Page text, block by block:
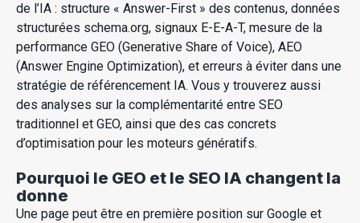
de l’IA : structure « Answer-First » des contenus, données
structurées schema.org, signaux E-E-A-T, mesure de la
performance GEO (Generative Share of Voice), AEO
(Answer Engine Optimization), et erreurs à éviter dans une
stratégie de référencement IA. Vous y trouverez aussi
des analyses sur la complémentarité entre SEO
traditionnel et GEO, ainsi que des cas concrets
d’optimisation pour les moteurs génératifs.
Pourquoi le GEO et le SEO IA changent la
donne
Une page peut être en première position sur Google et